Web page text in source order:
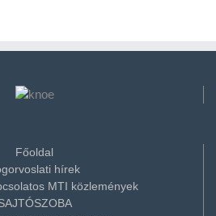
Főoldal
hírek
MTI közlemények